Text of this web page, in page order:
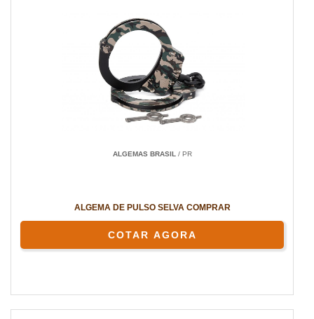
ALGEMAS BRASIL/ PR
ALGEMA DE PULSO SELVA COMPRAR
COTAR AGORA